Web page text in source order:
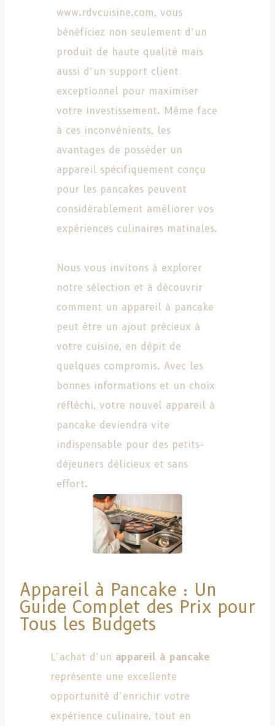
www.rdvcuisine.com, vous
bénéficiez non seulement d’un
produit de haute qualité mais
aussi d’un support client
exceptionnel pour maximiser
votre investissement. Même face
à ces inconvénients, les
avantages de posséder un
appareil spécifiquement conçu
pour les pancakes peuvent
considérablement améliorer vos
expériences culinaires matinales.
Nous vous invitons à explorer
notre sélection et à découvrir
comment un appareil à pancake
peut être un ajout précieux à
votre cuisine, en dépit de
quelques compromis. Avec les
bonnes informations et un choix
réfléchi, votre nouvel appareil à
pancake deviendra vite
indispensable pour des petits-
déjeuners délicieux et sans
effort.
Appareil à Pancake : Un
Guide Complet des Prix pour
Tous les Budgets
L’achat d’un appareil à pancake
représente une excellente
opportunité d’enrichir votre
expérience culinaire, tout en